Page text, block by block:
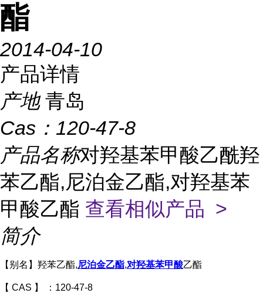
酯
2014-04-10
产品详情
产地 青岛
Cas： 120-47-8
产品名称对羟基苯甲酸乙酰羟
苯乙酯,尼泊金乙酯,对羟基苯
甲酸乙酯 查看相似产品 >
简介
【别名】羟苯乙酯,尼泊金乙酯,对羟基苯甲酸乙酯
【 CAS 】 ：120-47-8